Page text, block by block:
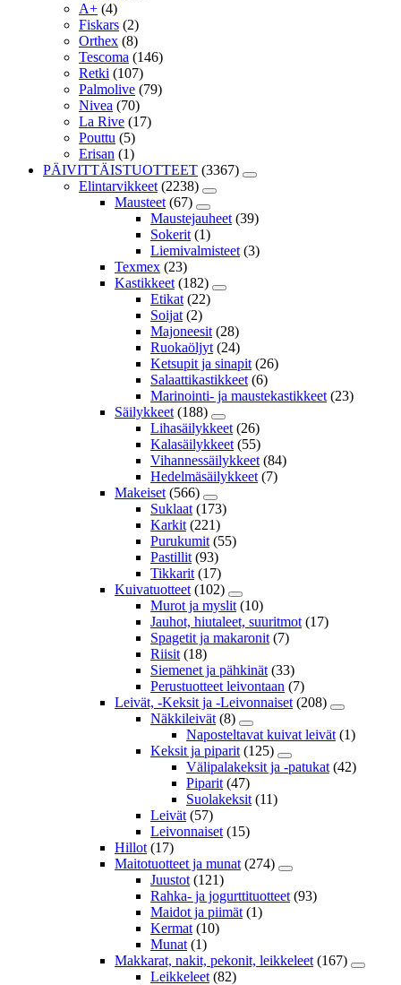
A+ (4)
Fiskars (2)
Orthex (8)
Tescoma (146)
Retki (107)
Palmolive (79)
Nivea (70)
La Rive (17)
Pouttu (5)
Erisan (1)
PÄIVITTÄISTUOTTEET (3367)
Elintarvikkeet (2238)
Mausteet (67)
Maustejauheet (39)
Sokerit (1)
Liemivalmisteet (3)
Texmex (23)
Kastikkeet (182)
Etikat (22)
Soijat (2)
Majoneesit (28)
Ruokaöljyt (24)
Ketsupit ja sinapit (26)
Salaattikastikkeet (6)
Marinointi- ja maustekastikkeet (23)
Säilykkeet (188)
Lihasäilykkeet (26)
Kalasäilykkeet (55)
Vihannessäilykkeet (84)
Hedelmäsäilykkeet (7)
Makeiset (566)
Suklaat (173)
Karkit (221)
Purukumit (55)
Pastillit (93)
Tikkarit (17)
Kuivatuotteet (102)
Murot ja myslit (10)
Jauhot, hiutaleet, suuritmot (17)
Spagetit ja makaronit (7)
Riisit (18)
Siemenet ja pähkinät (33)
Perustuotteet leivontaan (7)
Leivät, -Keksit ja -Leivonnaiset (208)
Näkkileivät (8)
Naposteltavat kuivat leivät (1)
Keksit ja piparit (125)
Välipalakeksit ja -patukat (42)
Piparit (47)
Suolakeksit (11)
Leivät (57)
Leivonnaiset (15)
Hillot (17)
Maitotuotteet ja munat (274)
Juustot (121)
Rahka- ja jogurttituotteet (93)
Maidot ja piimät (1)
Kermat (10)
Munat (1)
Makkarat, nakit, pekonit, leikkeleet (167)
Leikkeleet (82)